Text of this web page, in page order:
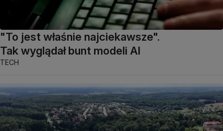
"To jest właśnie najciekawsze".
Tak wyglądał bunt modeli AI
TECH